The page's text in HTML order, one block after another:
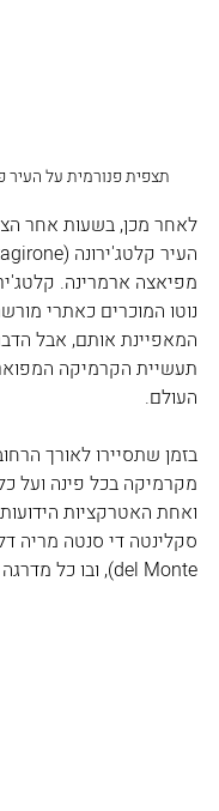
תצפית פנורמית על העיר
לאחר מכן, בשעות אחר
מפיאצה ארמרינה.
נוטו המוכרים כאתרי
המאפיינת אותם, אבל
תעשיית הקרמיקה
העולם.
בזמן שתסיירו לאורך
מקרמיקה בכל פינה ועל
ואחת האטרקציות
del Monte), ובו כל מדרגה מכוסה באריחי קרמיקה מאויירת!